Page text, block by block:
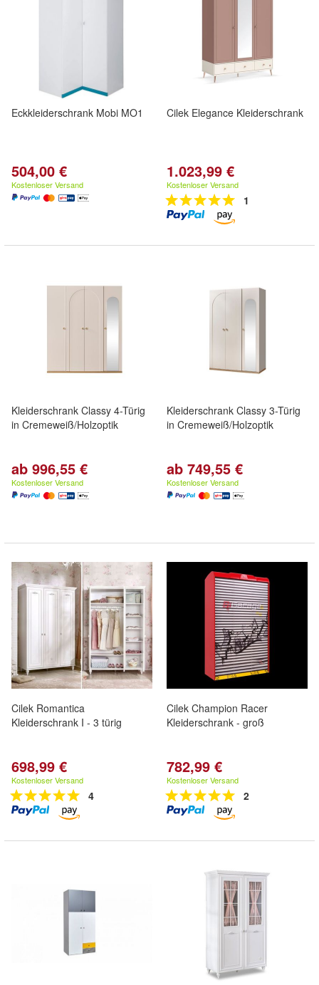
Eckkleiderschrank Mobi MO1
504,00 €
Kostenloser Versand
Cilek Elegance Kleiderschrank
1.023,99 €
Kostenloser Versand
1
Kleiderschrank Classy 4-Türig
in Cremeweiß/Holzoptik
ab 996,55 €
Kostenloser Versand
Kleiderschrank Classy 3-Türig
in Cremeweiß/Holzoptik
ab 749,55 €
Kostenloser Versand
Cilek Romantica
Kleiderschrank I - 3 türig
698,99 €
Kostenloser Versand
4
Cilek Champion Racer
Kleiderschrank - groß
782,99 €
Kostenloser Versand
2